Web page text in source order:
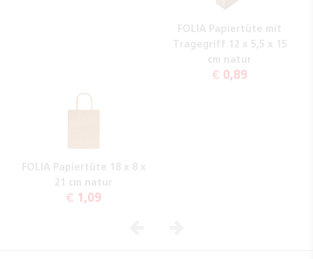
FOLIA Papiertüte mit
Tragegriff 12 x 5,5 x 15
cm natur
€ 0,89
FOLIA Papiertüte 18 x 8 x
21 cm natur
€ 1,09